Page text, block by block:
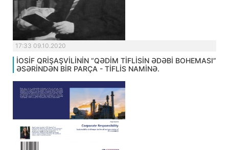
17:33 09.10.2020
İOSİF QRİŞAŞVİLİNİN “QƏDİM TİFLİSİN ƏDƏBİ BOHEMASI”
ƏSƏRİNDƏN BİR PARÇA - TİFLİS NAMİNƏ.